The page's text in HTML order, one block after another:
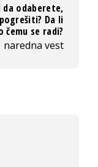
da odaberete,
Da li
čemu se radi?
naredna vest